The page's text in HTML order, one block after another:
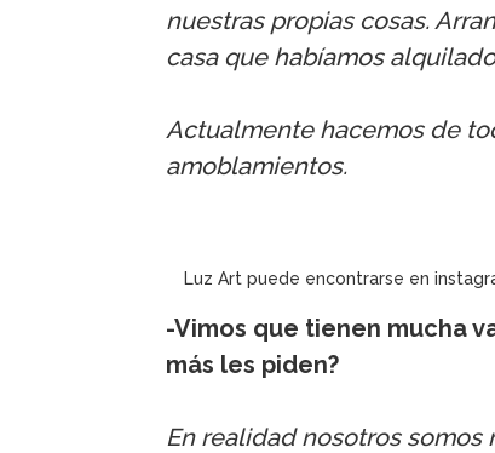
nuestras propias cosas.
casa que habíamos
Actualmente hacemos de
amoblamientos.
Luz Art puede encontrarse en
-Vimos que tienen mucha
más les piden?
En realidad nosotros somos